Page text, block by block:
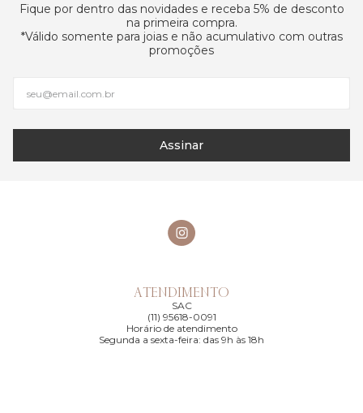
Fique por dentro das novidades e receba 5% de desconto
na primeira compra.
*Válido somente para joias e não acumulativo com outras
promoções
Assinar
ATENDIMENTO
SAC
(11) 95618-0091
Horário de atendimento
Segunda a sexta-feira: das 9h às 18h